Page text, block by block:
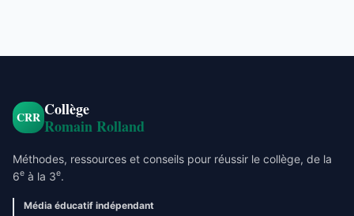
CRR Collège
Romain Rolland
Méthodes, ressources et conseils pour réussir le collège, de la
6e à la 3e.
Média éducatif indépendant